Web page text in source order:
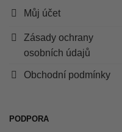
Můj účet
Zásady ochrany
osobních údajů
Obchodní podmínky
PODPORA